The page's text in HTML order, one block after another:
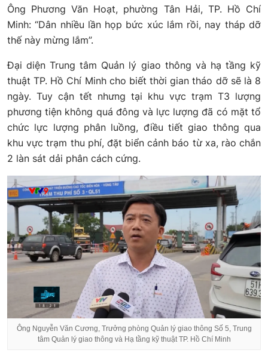
Ông Phương Văn Hoạt, phường Tân Hải, TP. Hồ Chí
Minh: “Dân nhiều lần họp bức xúc lắm rồi, nay tháp dỡ
thế này mừng lắm”.
Đại diện Trung tâm Quản lý giao thông và hạ tầng kỹ
thuật TP. Hồ Chí Minh cho biết thời gian tháo dỡ sẽ là 8
ngày. Tuy cận tết nhưng tại khu vực trạm T3 lượng
phương tiện không quá đông và lực lượng đã có mặt tổ
chức lực lượng phân luồng, điều tiết giao thông qua
khu vực trạm thu phí, đặt biển cảnh báo từ xa, rào chắn
2 làn sát dải phân cách cứng.
Ông Nguyễn Văn Cương, Trưởng phòng Quản lý giao thông Số 5, Trung
tâm Quản lý giao thông và Hạ tầng kỹ thuật TP. Hồ Chí Minh